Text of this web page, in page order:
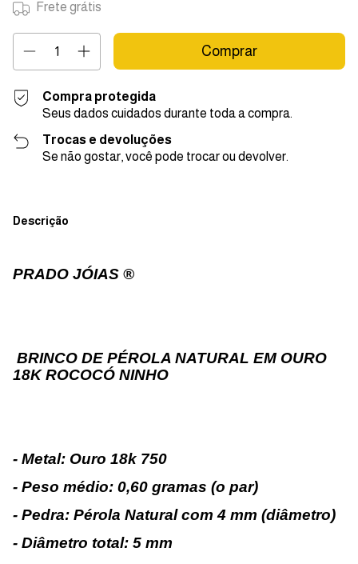
Frete grátis
Compra protegida
Seus dados cuidados durante toda a compra.
Trocas e devoluções
Se não gostar, você pode trocar ou devolver.
Descrição
PRADO JÓIAS ®
BRINCO DE PÉROLA NATURAL EM OURO
18K ROCOCÓ NINHO
- Metal: Ouro 18k 750
- Peso médio: 0,60 gramas (o par)
- Pedra: Pérola Natural com 4 mm (diâmetro)
- Diâmetro total: 5 mm